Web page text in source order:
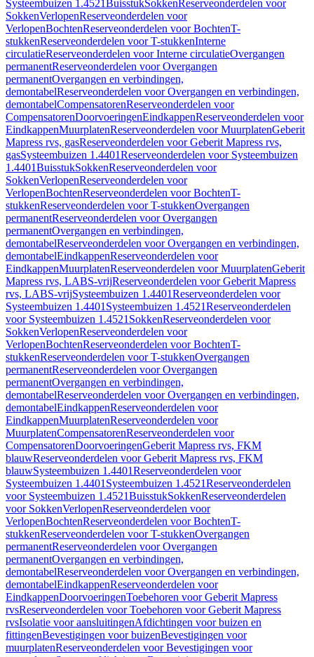
Systeembuizen 1.4521BuisstukSokkenReserveonderdelen voor
SokkenVerlopenReserveonderdelen voor
VerlopenBochtenReserveonderdelen voor BochtenT-
stukkenReserveonderdelen voor T-stukkenInterne
circulatieReserveonderdelen voor Interne circulatieOvergangen
permanentReserveonderdelen voor Overgangen
permanentOvergangen en verbindingen,
demontabelReserveonderdelen voor Overgangen en verbindingen,
demontabelCompensatorenReserveonderdelen voor
CompensatorenDoorvoeringenEindkappenReserveonderdelen voor
EindkappenMuurplatenReserveonderdelen voor MuurplatenGeberit
Mapress rvs, gasReserveonderdelen voor Geberit Mapress rvs,
gasSysteembuizen 1.4401Reserveonderdelen voor Systeembuizen
1.4401BuisstukSokkenReserveonderdelen voor
SokkenVerlopenReserveonderdelen voor
VerlopenBochtenReserveonderdelen voor BochtenT-
stukkenReserveonderdelen voor T-stukkenOvergangen
permanentReserveonderdelen voor Overgangen
permanentOvergangen en verbindingen,
demontabelReserveonderdelen voor Overgangen en verbindingen,
demontabelEindkappenReserveonderdelen voor
EindkappenMuurplatenReserveonderdelen voor MuurplatenGeberit
Mapress rvs, LABS-vrijReserveonderdelen voor Geberit Mapress
rvs, LABS-vrijSysteembuizen 1.4401Reserveonderdelen voor
Systeembuizen 1.4401 Systeembuizen 1.4521Reserveonderdelen
voor Systeembuizen 1.4521 SokkenReserveonderdelen voor
SokkenVerlopenReserveonderdelen voor
VerlopenBochtenReserveonderdelen voor BochtenT-
stukkenReserveonderdelen voor T-stukkenOvergangen
permanentReserveonderdelen voor Overgangen
permanentOvergangen en verbindingen,
demontabelReserveonderdelen voor Overgangen en verbindingen,
demontabelEindkappenReserveonderdelen voor
EindkappenMuurplatenReserveonderdelen voor
MuurplatenCompensatorenReserveonderdelen voor
CompensatorenDoorvoeringenGeberit Mapress rvs, FKM
blauwReserveonderdelen voor Geberit Mapress rvs, FKM
blauwSysteembuizen 1.4401Reserveonderdelen voor
Systeembuizen 1.4401 Systeembuizen 1.4521Reserveonderdelen
voor Systeembuizen 1.4521BuisstukSokkenReserveonderdelen
voor SokkenVerlopenReserveonderdelen voor
VerlopenBochtenReserveonderdelen voor BochtenT-
stukkenReserveonderdelen voor T-stukkenOvergangen
permanentReserveonderdelen voor Overgangen
permanentOvergangen en verbindingen,
demontabelReserveonderdelen voor Overgangen en verbindingen,
demontabelEindkappenReserveonderdelen voor
EindkappenDoorvoeringenToebehoren voor Geberit Mapress
rvsReserveonderdelen voor Toebehoren voor Geberit Mapress
rvsIsolatie voor aansluitingenAfdichtingen voor buizen en
fittingenBevestigingen voor buizenBevestigingen voor
muurplatenReserveonderdelen voor Bevestigingen voor